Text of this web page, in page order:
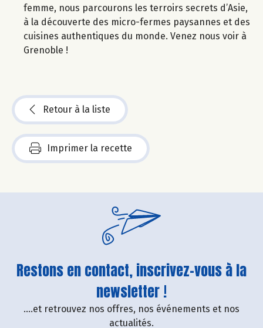
femme, nous parcourons les terroirs secrets d’Asie,
à la découverte des micro-fermes paysannes et des
cuisines authentiques du monde. Venez nous voir à
Grenoble !
Retour à la liste
Imprimer la recette
Restons en contact, inscrivez-vous à la
newsletter !
....et retrouvez nos offres, nos événements et nos
actualités.